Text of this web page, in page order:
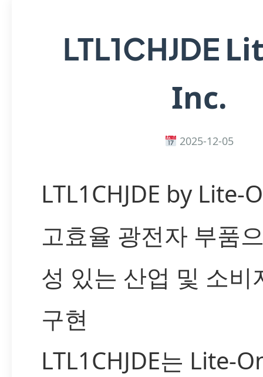
LTL1CHJDE
Inc.
2025-12-05
LTL1CHJDE by
고효율 광전자 부품
성 있는 산업 및 소비
구현
LTL1CHJDE는 Lite-